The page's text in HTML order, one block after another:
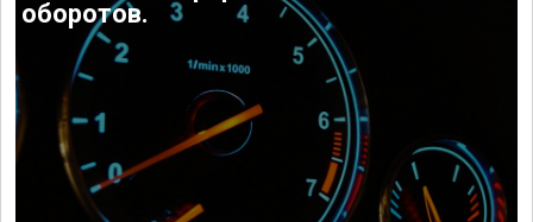
оборотов.